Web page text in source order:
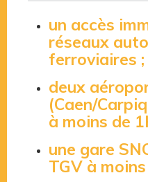
un accès
réseaux
ferroviaires ;
deux
(Caen/
à moins de
une gare
TGV à